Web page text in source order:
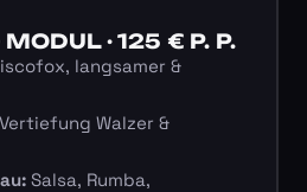
· 125 € P. P.
langsamer &
Walzer &
Salsa, Rumba,